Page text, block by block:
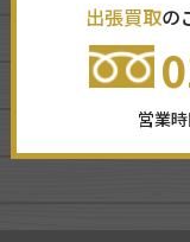
出張買取の
営業